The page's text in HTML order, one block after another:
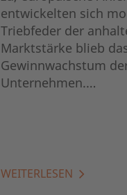
entwickelten sich
Triebfeder der
Marktstärke blieb
Gewinnwachstum
Unternehmen.…
WEITERLESEN